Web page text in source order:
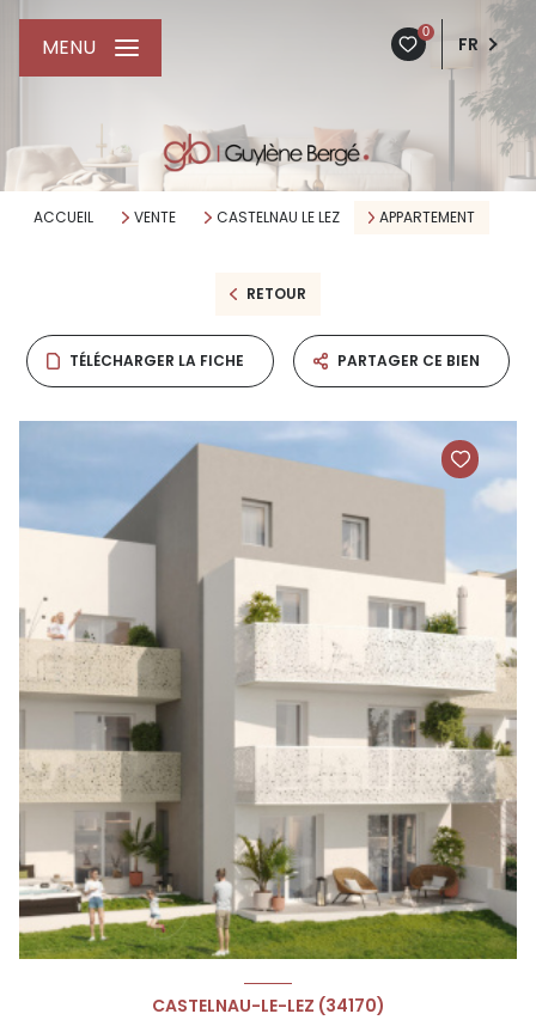
0
FR
MENU
ACCUEIL VENTE CASTELNAU LE LEZ APPARTEMENT
RETOUR
TÉLÉCHARGER LA FICHE PARTAGER CE BIEN
CASTELNAU-LE-LEZ (34170)